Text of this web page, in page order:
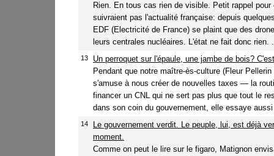
Rien. En tous cas rien de visible. Petit rappel pour
suivraient pas l'actualité française: depuis
EDF (Electricité de France) se plaint que des
leurs centrales nucléaires. L'état ne fait donc rien.
13
Un perroquet sur l'épaule, une jambe de bois?
Pendant que notre maître-ès-culture (Fleur
s'amuse à nous créer de nouvelles taxes — la
financer un CNL qui ne sert pas plus que tout le
dans son coin du gouvernement, elle essaye
14
Le gouvernement verdit. Le peuple, lui, est déjà
moment.
Comme on peut le lire sur le figaro, Matignon